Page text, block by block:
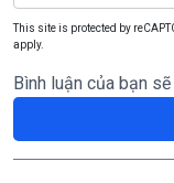
This site is protected by
apply.
Bình luận của bạn